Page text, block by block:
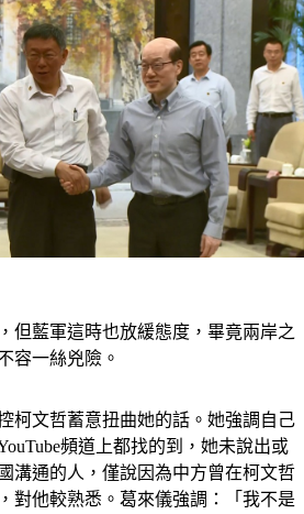
但藍軍這時也放緩態度，畢竟兩岸之
容一絲兇險。
柯文哲蓄意扭曲她的話。她強調自己
頻道上都找的到，她未說出或
溝通的人，僅說因為中方曾在柯文哲
對他較熟悉。葛來儀強調：「我不是